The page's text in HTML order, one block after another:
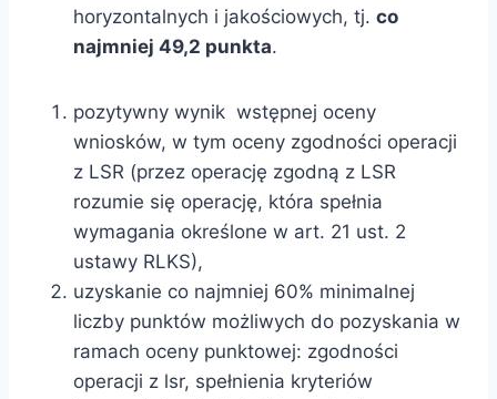
horyzontalnych i jakościowych, tj. co
najmniej 49,2 punkta.
pozytywny wynik wstępnej oceny
wniosków, w tym oceny zgodności operacji
z LSR (przez operację zgodną z LSR
rozumie się operację, która spełnia
wymagania określone w art. 21 ust. 2
ustawy RLKS),
uzyskanie co najmniej 60% minimalnej
liczby punktów możliwych do pozyskania w
ramach oceny punktowej: zgodności
operacji z lsr, spełnienia kryteriów